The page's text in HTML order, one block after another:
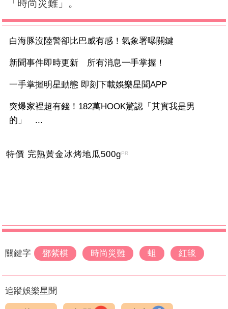
「時尚災難」。
白海豚沒陸警卻比巴威有感！氣象署曝關鍵
新聞事件即時更新 所有消息一手掌握！
一手掌握明星動態 即刻下載娛樂星聞APP
突爆家裡超有錢！182萬HOOK驚認「其實我是男
的」 ...
特價 完熟黃金冰烤地瓜500gPR
關鍵字 鄧紫棋 時尚災難 蛆 紅毯
追蹤娛樂星聞